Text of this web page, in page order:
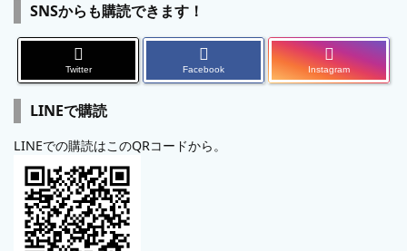
SNSからも購読できます！
Twitter Facebook Instagram
LINEで購読
LINEでの購読はこのQRコードから。